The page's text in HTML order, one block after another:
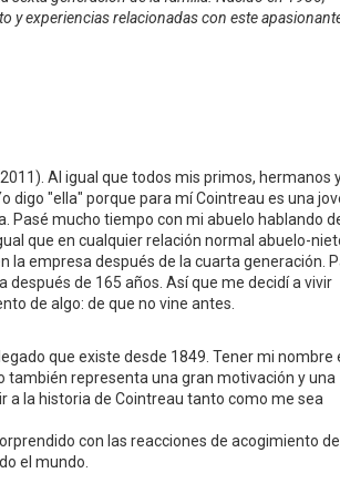
y experiencias relacionadas con este
Al igual que todos mis primos, hermanos
digo "ella" porque para mí Cointreau es una
Pasé mucho tiempo con mi abuelo hablando
que en cualquier relación normal abuelo-
la empresa después de la cuarta generación.
de 165 años. Así que me decidí a vivir
de algo: de que no vine antes.
que existe desde 1849. Tener mi nombre
también representa una gran motivación y una
a la historia de Cointreau tanto como me sea
con las reacciones de acogimiento de
el mundo.